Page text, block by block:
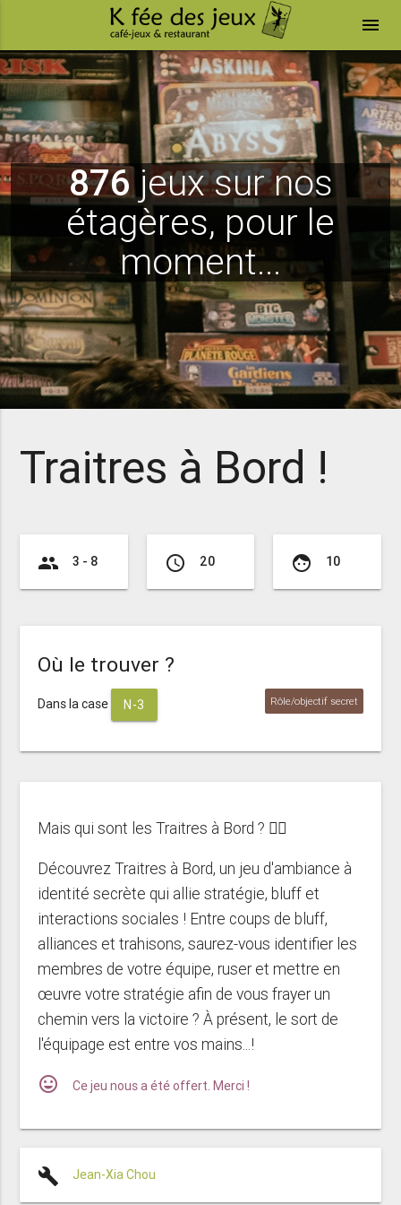
menu
876jeux sur nos
étagères, pour le
moment...
Traitres à Bord !
group 3 - 8 access_time 20 face 10
Où le trouver ?
Dans la case N-3 Rôle/objectif secret
Mais qui sont les Traitres à Bord ? 🏴‍☠️
Découvrez Traitres à Bord, un jeu d'ambiance à
identité secrète qui allie stratégie, bluff et
interactions sociales ! Entre coups de bluff,
alliances et trahisons, saurez-vous identifier les
membres de votre équipe, ruser et mettre en
œuvre votre stratégie afin de vous frayer un
chemin vers la victoire ? À présent, le sort de
l'équipage est entre vos mains...!
mood Ce jeu nous a été offert. Merci !
build Jean-Xia Chou